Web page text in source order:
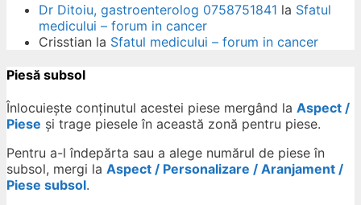
Dr Ditoiu, gastroenterolog 0758751841 la Sfatul
medicului – forum in cancer
Crisstian la Sfatul medicului – forum in cancer
Piesă subsol
Înlocuiește conținutul acestei piese mergând la Aspect /
Piese și trage piesele în această zonă pentru piese.
Pentru a-l îndepărta sau a alege numărul de piese în
subsol, mergi la Aspect / Personalizare / Aranjament /
Piese subsol.